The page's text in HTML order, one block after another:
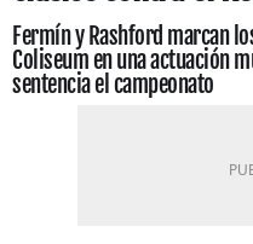
Fermín y Rashford marcan
Coliseum en una actuación
sentencia el campeonato